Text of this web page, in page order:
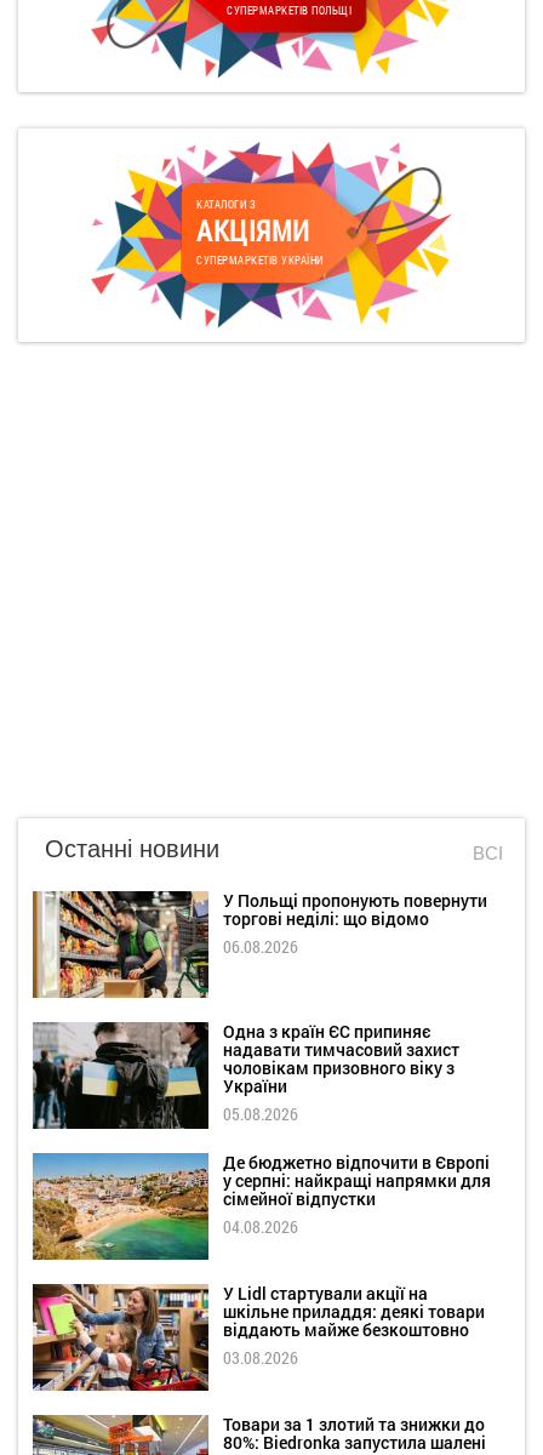
СУПЕРМАРКЕТІВ ПОЛЬЩІ
КАТАЛОГИ З
АКЦІЯМИ
СУПЕРМАРКЕТІВ УКРАЇНИ
Останні новини ВСІ
У Польщі пропонують повернути
торгові неділі: що відомо
06.08.2026
Одна з країн ЄС припиняє
надавати тимчасовий захист
чоловікам призовного віку з
України
05.08.2026
Де бюджетно відпочити в Європі
у серпні: найкращі напрямки для
сімейної відпустки
04.08.2026
У Lidl стартували акції на
шкільне приладдя: деякі товари
віддають майже безкоштовно
03.08.2026
Товари за 1 злотий та знижки до
80%: Biedronka запустила шалені